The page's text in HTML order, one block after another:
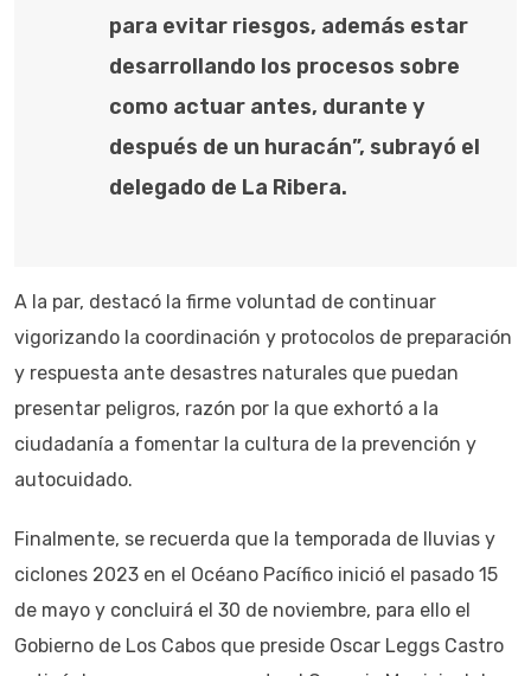
para evitar riesgos, además estar
desarrollando los procesos sobre
como actuar antes, durante y
después de un huracán”, subrayó el
delegado de La Ribera.
A la par, destacó la firme voluntad de continuar
vigorizando la coordinación y protocolos de preparación
y respuesta ante desastres naturales que puedan
presentar peligros, razón por la que exhortó a la
ciudadanía a fomentar la cultura de la prevención y
autocuidado.
Finalmente, se recuerda que la temporada de lluvias y
ciclones 2023 en el Océano Pacífico inició el pasado 15
de mayo y concluirá el 30 de noviembre, para ello el
Gobierno de Los Cabos que preside Oscar Leggs Castro